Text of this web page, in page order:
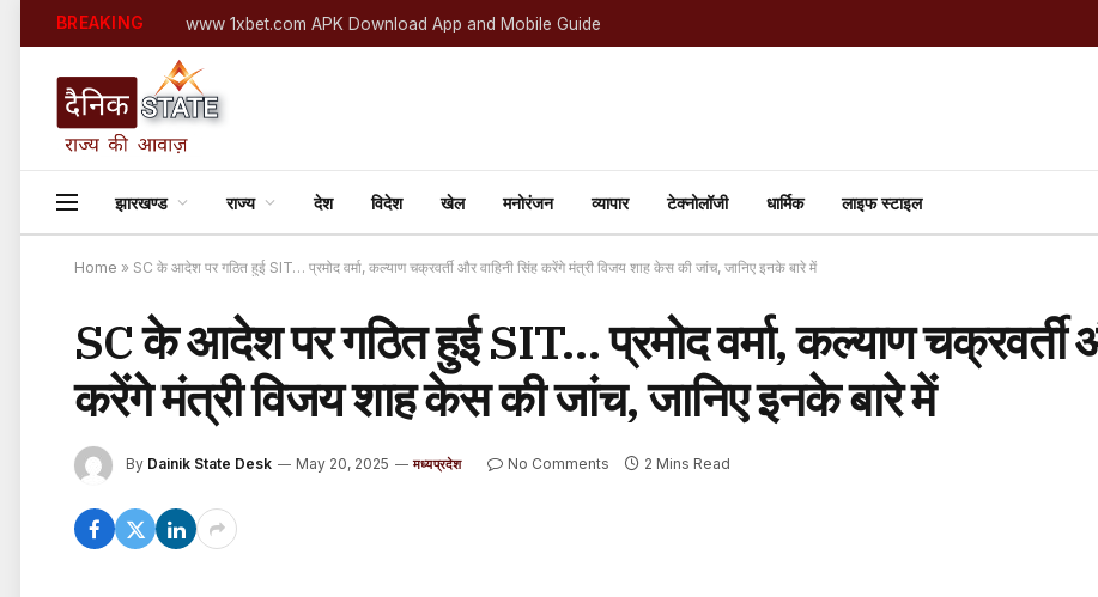
BREAKING www 1xbet.com APK Download App and Mobile Guide
झारखण्ड राज्य देश विदेश खेल मनोरंजन व्यापार टेक्नोलॉजी धार्मिक लाइफ स्टाइल
Home » SC के आदेश पर गठित हुई SIT… प्रमोद वर्मा, कल्याण चक्रवर्ती और वाहिनी सिंह करेंगे मंत्री विजय शाह केस की जांच, जानिए इनके बारे में
SC के आदेश पर गठित हुई SIT… प्रमोद वर्मा, कल्याण चक्रवर्ती
करेंगे मंत्री विजय शाह केस की जांच, जानिए इनके बारे में
By Dainik State Desk May 20, 2025 मध्यप्रदेश No Comments 2 Mins Read